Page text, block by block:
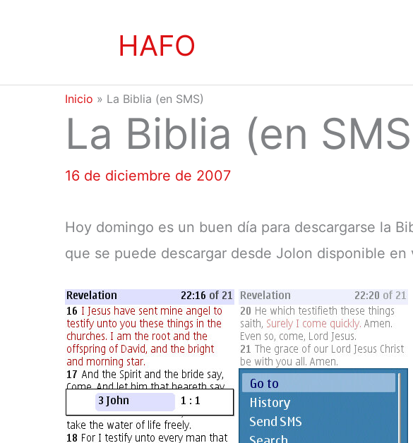
HAFO
Inicio » La Biblia (en SMS)
La Biblia (en
16 de diciembre de 2007
Hoy domingo es un buen día para descargarse la
que se puede descargar desde Jolon disponible en